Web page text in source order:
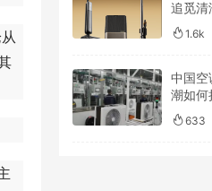
追觅清
货量
1.6k
中国空
潮如何
633